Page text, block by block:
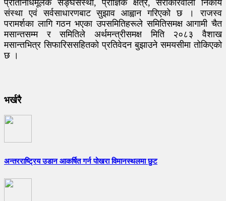
प्रतिनिधिमूलक सङ्घसंस्था, प्राज्ञिक क्षेत्र, सरोकारवाला निकाय
संस्था एवं सर्वसाधारणबाट सुझाव आह्वान गरिएको छ । राजस्व
परामर्शका लागि गठन भएका उपसमितिहरूले समितिसमक्ष आगामी चैत
मसान्तसम्म र समितिले अर्थमन्त्रीसमक्ष मिति २०८३ वैशाख
मसान्तभित्र सिफारिससहितको प्रतिवेदन बुझाउने समयसीमा तोकिएको
छ ।
भर्खरै
अन्तरराष्ट्रिय उडान आकर्षित गर्न पोखरा विमानस्थलमा छुट